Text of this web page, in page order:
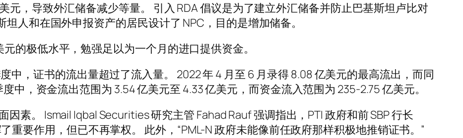
元，导致外汇储备减少等量。 引入 RDA 倡议是为了建立外汇储备并防止巴基斯坦卢比对
人和在国外申报资产的居民设计了 NPC，目的是增加储备。
的极低水平，勉强足以为一个月的进口提供资金。
中，证书的流出量超过了流入量。 2022 年 4 月至 6 月录得 8.08 亿美元的最高流出，而同
中，资金流出范围为 3.54 亿美元至 4.33 亿美元，而资金流入范围为 235-2.75 亿美元。
素。 Ismail Iqbal Securities 研究主管 Fahad Rauf 强调指出，PTI 政府和前 SBP 行长
重要作用，但已不再掌权。 此外，“PML-N 政府未能像前任政府那样积极地推销证书。”